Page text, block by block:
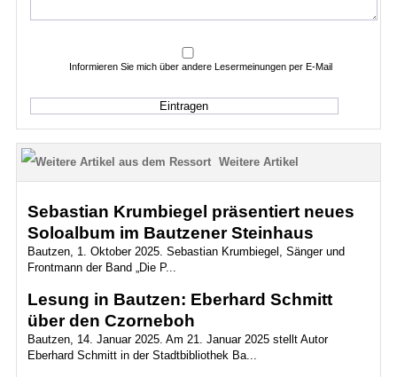
Informieren Sie mich über andere Lesermeinungen per E-Mail
Weitere Artikel
Sebastian Krumbiegel präsentiert neues
Soloalbum im Bautzener Steinhaus
Bautzen, 1. Oktober 2025. Sebastian Krumbiegel, Sänger und
Frontmann der Band „Die P...
Lesung in Bautzen: Eberhard Schmitt
über den Czorneboh
Bautzen, 14. Januar 2025. Am 21. Januar 2025 stellt Autor
Eberhard Schmitt in der Stadtbibliothek Ba...